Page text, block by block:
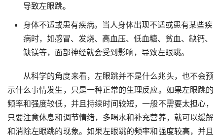
导致左眼跳。
身体不适或患有疾病。当人身体出现不适或患有某些疾
病时，如感冒、发烧、高血压、低血糖、贫血、缺钙、
缺镁等，面部神经就会受到影响，导致左眼跳。
从科学的角度来看，左眼跳并不是什么兆头，也不会预
示什么事情发生，只是一种正常的生理反应。如果左眼跳的
频率和强度较低，并且持续时间较短，一般不需要太担心，
只要注意休息和调节情绪，多喝水和补充营养，就可以缓解
和消除左眼跳的现象。如果左眼跳的频率和强度较高，并且